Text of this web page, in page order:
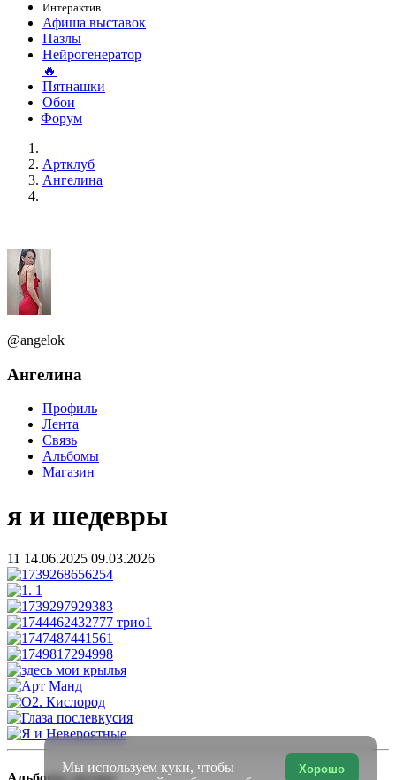
Интерактив
Афиша выставок
Пазлы
Нейрогенератор
🔥
Пятнашки
Обои
Форум
Артклуб
Ангелина
@angelok
Ангелина
Профиль
Лента
Связь
Альбомы
Магазин
я и шедевры
11 14.06.2025 09.03.2026
Хорошо
Мы используем куки, чтобы